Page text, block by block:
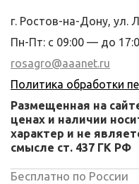
г. Ростов-на-Дону, ул.
Пн-Пт: с 09:00 — до
rosagro@aaanet.ru
Политика обработки
Размещенная на
ценах и наличии
характер и не
смысле ст. 437 ГК РФ
Бесплатно по России